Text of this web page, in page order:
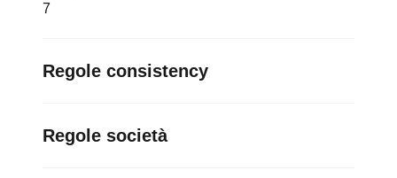
7
Regole consistency
Regole società